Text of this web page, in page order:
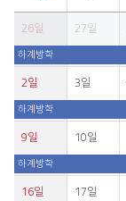
26일 27일
하계방학
2일 3일
하계방학
9일 10일
하계방학
16일 17일